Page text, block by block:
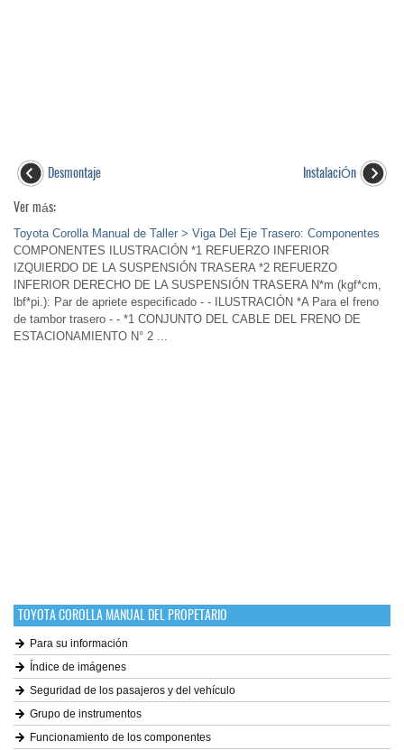
Desmontaje
InstalaciÓn
Ver más:
Toyota Corolla Manual de Taller > Viga Del Eje Trasero: Componentes
COMPONENTES ILUSTRACIÓN *1 REFUERZO INFERIOR
IZQUIERDO DE LA SUSPENSIÓN TRASERA *2 REFUERZO
INFERIOR DERECHO DE LA SUSPENSIÓN TRASERA N*m (kgf*cm,
lbf*pi.): Par de apriete especificado - - ILUSTRACIÓN *A Para el freno
de tambor trasero - - *1 CONJUNTO DEL CABLE DEL FRENO DE
ESTACIONAMIENTO N° 2 ...
TOYOTA COROLLA MANUAL DEL PROPETARIO
Para su información
Índice de imágenes
Seguridad de los pasajeros y del vehículo
Grupo de instrumentos
Funcionamiento de los componentes